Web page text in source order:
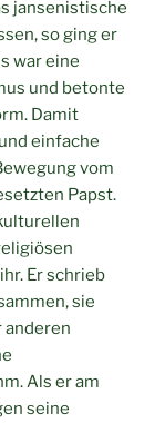
jansenistische
so ging er
war eine
und betonte
Damit
einfache
vom
Papst.
Er schrieb
sie
anderen
Als er am
seine